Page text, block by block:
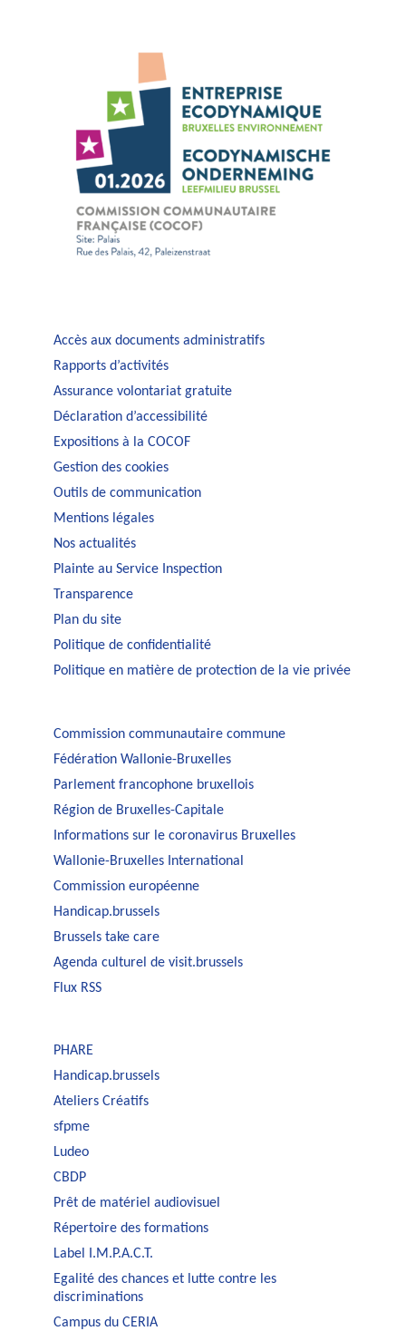
Accès aux documents administratifs
Rapports d’activités
Assurance volontariat gratuite
Déclaration d’accessibilité
Expositions à la COCOF
Gestion des cookies
Outils de communication
Mentions légales
Nos actualités
Plainte au Service Inspection
Transparence
Plan du site
Politique de confidentialité
Politique en matière de protection de la vie privée
Commission communautaire commune
Fédération Wallonie-Bruxelles
Parlement francophone bruxellois
Région de Bruxelles-Capitale
Informations sur le coronavirus Bruxelles
Wallonie-Bruxelles International
Commission européenne
Handicap.brussels
Brussels take care
Agenda culturel de visit.brussels
Flux RSS
PHARE
Handicap.brussels
Ateliers Créatifs
sfpme
Ludeo
CBDP
Prêt de matériel audiovisuel
Répertoire des formations
Label I.M.P.A.C.T.
Egalité des chances et lutte contre les
discriminations
Campus du CERIA